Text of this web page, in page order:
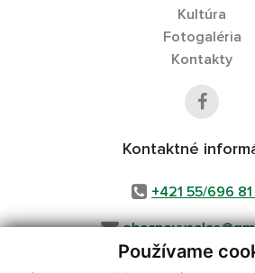
Používame
Kultúra
Fotogaléria
Kontakty
Kontaktné
+421 55/696